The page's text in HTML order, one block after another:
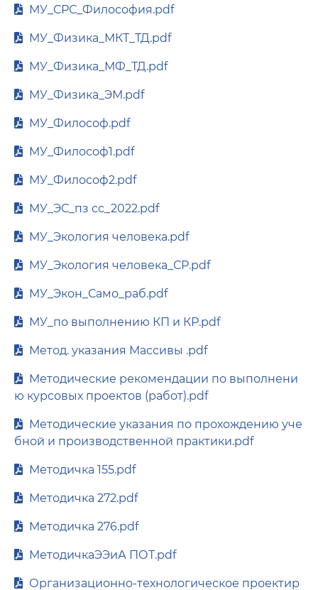
МУ_СРС_Философия.pdf
МУ_Физика_МКТ_ТД.pdf
МУ_Физика_МФ_ТД.pdf
МУ_Физика_ЭМ.pdf
МУ_Философ.pdf
МУ_Философ1.pdf
МУ_Философ2.pdf
МУ_ЭС_пз сс_2022.pdf
МУ_Экология человека.pdf
МУ_Экология человека_СР.pdf
МУ_Экон_Само_раб.pdf
МУ_по выполнению КП и КР.pdf
Метод. указания Массивы .pdf
Методические рекомендации по выполнени
ю курсовых проектов (работ).pdf
Методические указания по прохождению уче
бной и производственной практики.pdf
Методичка 155.pdf
Методичка 272.pdf
Методичка 276.pdf
МетодичкаЭЭиА ПОТ.pdf
Организационно-технологическое проектир